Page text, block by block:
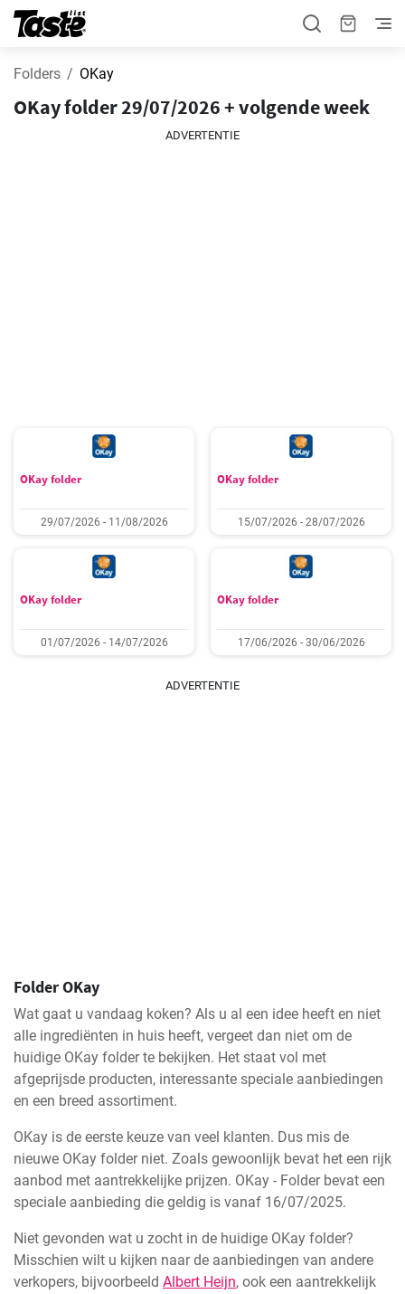
Folders OKay
OKay folder 29/07/2026 + volgende week
ADVERTENTIE
OKay folder
29/07/2026 - 11/08/2026
OKay folder
15/07/2026 - 28/07/2026
OKay folder
01/07/2026 - 14/07/2026
OKay folder
17/06/2026 - 30/06/2026
ADVERTENTIE
Folder OKay
Wat gaat u vandaag koken? Als u al een idee heeft en niet
alle ingrediënten in huis heeft, vergeet dan niet om de
huidige OKay folder te bekijken. Het staat vol met
afgeprijsde producten, interessante speciale aanbiedingen
en een breed assortiment.
OKay is de eerste keuze van veel klanten. Dus mis de
nieuwe OKay folder niet. Zoals gewoonlijk bevat het een rijk
aanbod met aantrekkelijke prijzen. OKay - Folder bevat een
speciale aanbieding die geldig is vanaf 16/07/2025.
Niet gevonden wat u zocht in de huidige OKay folder?
Misschien wilt u kijken naar de aanbiedingen van andere
verkopers, bijvoorbeeld Albert Heijn, ook een aantrekkelijk